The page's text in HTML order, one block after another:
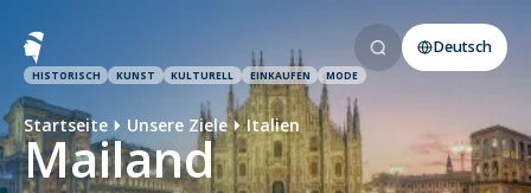
Deutsch
HISTORISCH KUNST KULTURELL EINKAUFEN MODE
Startseite Unsere Ziele Italien
Mailand